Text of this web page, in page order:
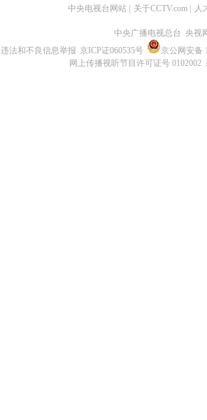
中央电视台网站 关于CCTV.com 人
中央广播电视总台 央视
违法和不良信息举报 京ICP证060535号
京公网安备
网上传播视听节目许可证号 0102002